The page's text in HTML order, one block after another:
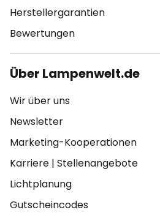
Herstellergarantien
Bewertungen
Über Lampenwelt.de
Wir über uns
Newsletter
Marketing-Kooperationen
Karriere | Stellenangebote
Lichtplanung
Gutscheincodes